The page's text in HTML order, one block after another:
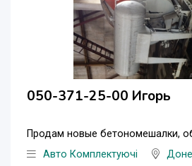
050-371-25-00 Игорь
Продам новые бетономешалки,
Авто Комплектуючі